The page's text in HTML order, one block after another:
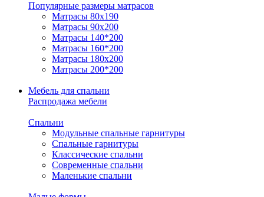
Популярные размеры матрасов
Матрасы 80x190
Матрасы 90x200
Матрасы 140*200
Матрасы 160*200
Матрасы 180x200
Матрасы 200*200
Мебель для спальни
Распродажа мебели
Спальни
Модульные спальные гарнитуры
Спальные гарнитуры
Классические спальни
Современные спальни
Маленькие спальни